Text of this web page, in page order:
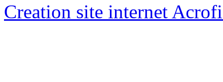
Creation site internet